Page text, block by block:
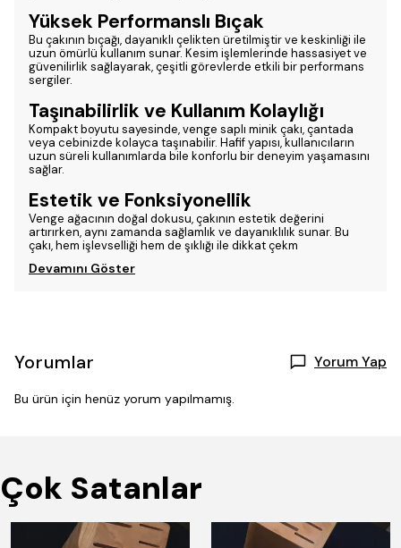
Yüksek Performanslı Bıçak
Bu çakının bıçağı, dayanıklı çelikten üretilmiştir ve keskinliği ile
uzun ömürlü kullanım sunar. Kesim işlemlerinde hassasiyet ve
güvenilirlik sağlayarak, çeşitli görevlerde etkili bir performans
sergiler.
Taşınabilirlik ve Kullanım Kolaylığı
Kompakt boyutu sayesinde, venge saplı minik çakı, çantada
veya cebinizde kolayca taşınabilir. Hafif yapısı, kullanıcıların
uzun süreli kullanımlarda bile konforlu bir deneyim yaşamasını
sağlar.
Estetik ve Fonksiyonellik
Venge ağacının doğal dokusu, çakının estetik değerini
artırırken, aynı zamanda sağlamlık ve dayanıklılık sunar. Bu
çakı, hem işlevselliği hem de şıklığı ile dikkat çekm
Devamını Göster
Yorumlar Yorum Yap
Bu ürün için henüz yorum yapılmamış.
Çok Satanlar